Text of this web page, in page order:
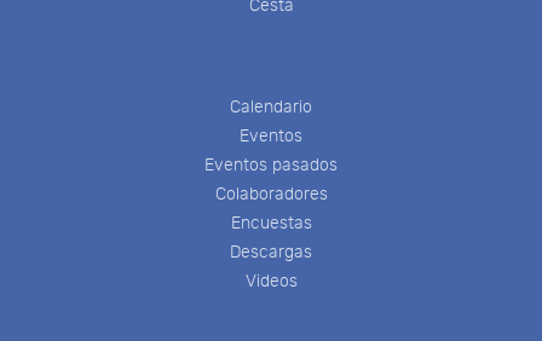
Cesta
Calendario
Eventos
Eventos pasados
Colaboradores
Encuestas
Descargas
Videos